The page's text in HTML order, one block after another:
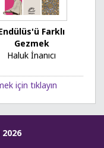
Farklı
Gezmek
Haluk İnanıcı
için tıklayın